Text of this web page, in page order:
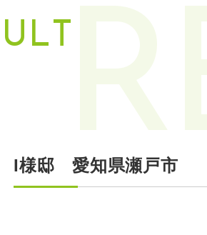
U L T
I様邸 愛知県瀬戸市